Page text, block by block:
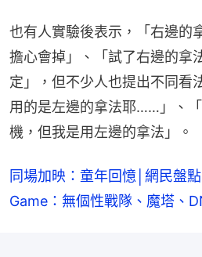
也有人實驗後表示，「右邊的
擔心會掉」、「試了右邊的拿
定」，但不少人也提出不同看
用的是左邊的拿法耶……」、
機，但我是用左邊的拿法」。
同場加映：童年回憶│網民盤
Game：無個性戰隊、魔塔